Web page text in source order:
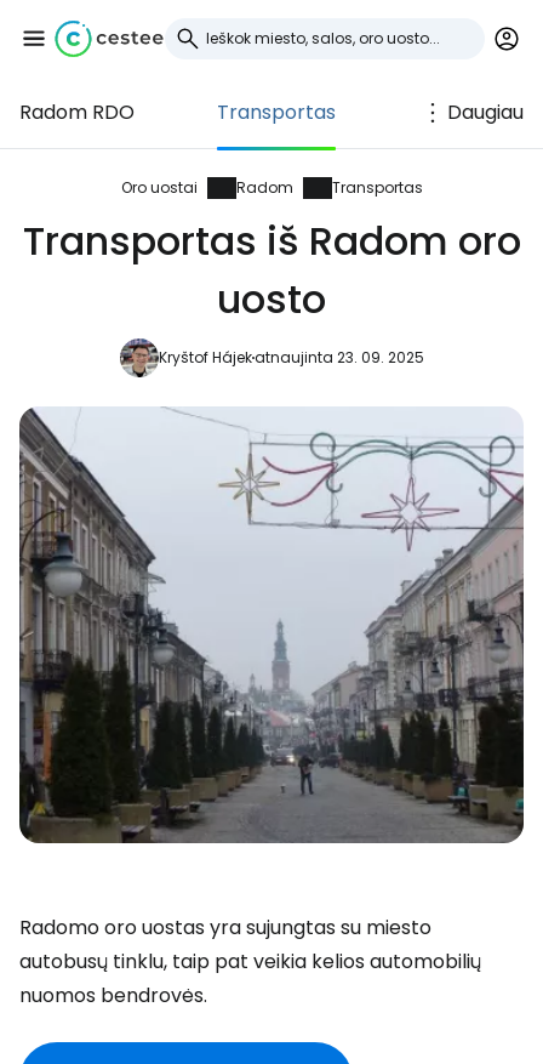
Radom RDO Transportas Daugiau
Oro uostai Radom Transportas
Transportas iš Radom oro
uosto
Kryštof Hájekatnaujinta 23. 09. 2025
Radomo oro uostas yra sujungtas su miesto
autobusų tinklu, taip pat veikia kelios automobilių
nuomos bendrovės.
Prisijunkite prie
Cestee
... pasaulinė kelionių bendruomenė
Tęsti su Facebook
Tęsti el. paštu